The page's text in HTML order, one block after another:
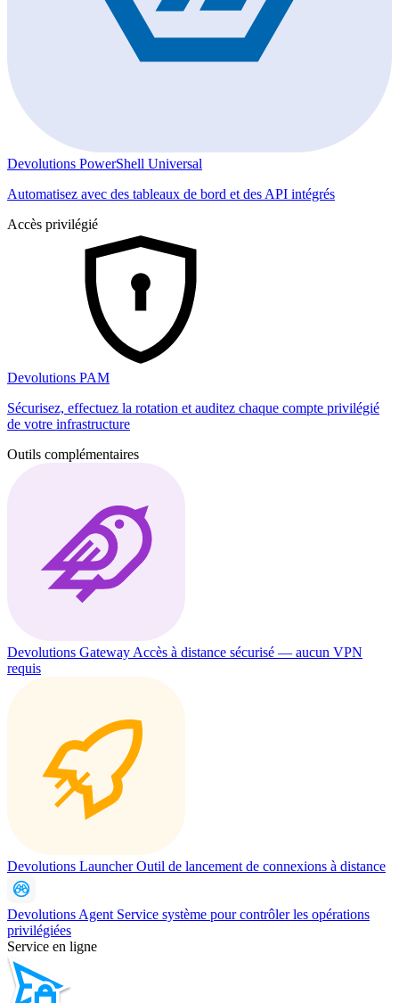
Devolutions PowerShell Universal
Automatisez avec des tableaux de bord et des API intégrés
Accès privilégié
Devolutions PAM
Sécurisez, effectuez la rotation et auditez chaque compte privilégié
de votre infrastructure
Outils complémentaires
Devolutions Gateway Accès à distance sécurisé — aucun VPN
requis
Devolutions Launcher Outil de lancement de connexions à distance
Devolutions Agent Service système pour contrôler les opérations
privilégiées
Service en ligne